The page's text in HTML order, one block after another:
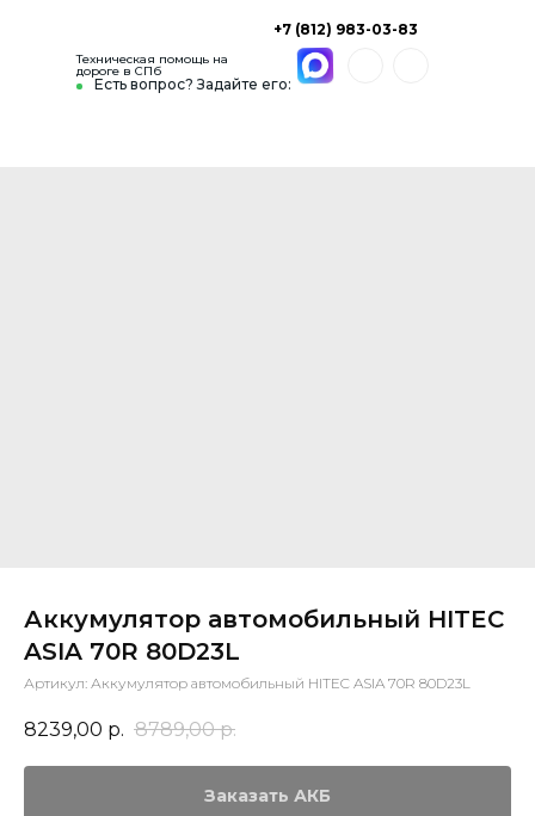
Есть вопрос? Задайте его:
+7 (812) 983-03-83
Техническая помощь на
дороге в СПб
Аккумулятор автомобильный HITEC
ASIA 70R 80D23L
Артикул: Аккумулятор автомобильный HITEC ASIA 70R 80D23L
8239,00 р. 8789,00 р.
Заказать АКБ